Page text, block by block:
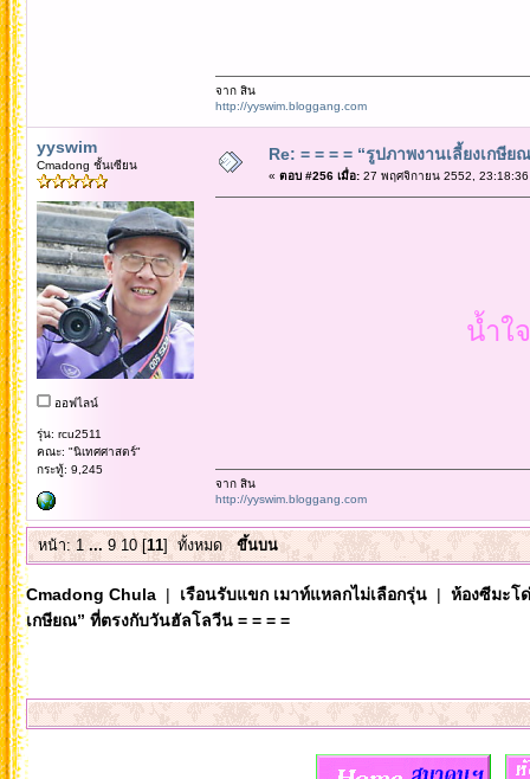
จาก สิน
http://yyswim.bloggang.com
yyswim
Cmadong ชั้นเซียน
ออฟไลน์
รุ่น: rcu2511
คณะ: "นิเทศศาสตร์"
กระทู้: 9,245
Re: = = = = “รูปภาพงานเลี้ยงเกษี
« ตอบ #256 เมื่อ:27 พฤศจิกายน 2552, 23:18:36
น้ำใ
จาก สิน
http://yyswim.bloggang.com
หน้า:1 ... 9 10[11]ทั้งหมด ขึ้นบน
Cmadong Chula| เรือนรับแขก เมาท์แหลกไม่เลือกรุ่น| ห้องซีมะโ
เกษียณ” ที่ตรงกับวันฮัลโลวีน = = = =